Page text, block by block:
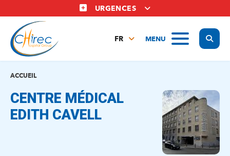
au
contenu
principal
URGENCES
MENU
FR
ACCUEIL
CENTRE MÉDICAL
EDITH CAVELL